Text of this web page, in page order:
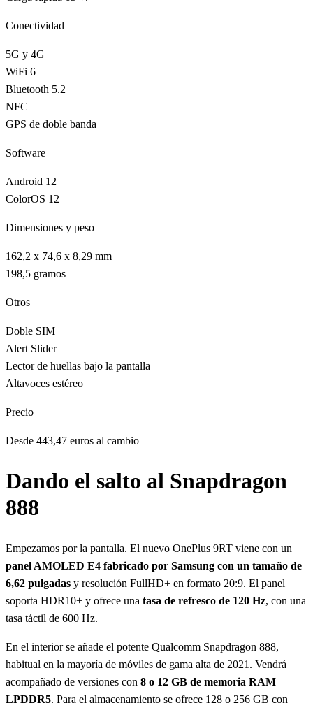
Conectividad
5G y 4G
WiFi 6
Bluetooth 5.2
NFC
GPS de doble banda
Software
Android 12
ColorOS 12
Dimensiones y peso
162,2 x 74,6 x 8,29 mm
198,5 gramos
Otros
Doble SIM
Alert Slider
Lector de huellas bajo la pantalla
Altavoces estéreo
Precio
Desde 443,47 euros al cambio
Dando el salto al Snapdragon
888
Empezamos por la pantalla. El nuevo OnePlus 9RT viene con un
panel AMOLED E4 fabricado por Samsung con un tamaño de
6,62 pulgadas y resolución FullHD+ en formato 20:9. El panel
soporta HDR10+ y ofrece una tasa de refresco de 120 Hz, con una
tasa táctil de 600 Hz.
En el interior se añade el potente Qualcomm Snapdragon 888,
habitual en la mayoría de móviles de gama alta de 2021. Vendrá
acompañado de versiones con 8 o 12 GB de memoria RAM
LPDDR5. Para el almacenamiento se ofrece 128 o 256 GB con